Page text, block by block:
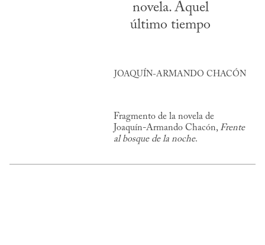
novela. Aquel
último tiempo
JOAQUÍN-ARMANDO CHACÓN
Fragmento de la novela de
Joaquín-Armando Chacón, Frente
al bosque de la noche.